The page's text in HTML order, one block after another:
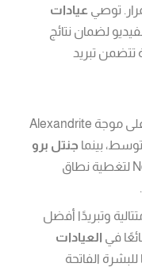
توصيعيادات
للفيديو لضمان نتائج
تتضمن تبريد
بأنه نموذج سابق يركز على موجة Alexandrite
جنتل برو
يجمع الموجتين Alexandrite وNd:YAG لتغطية نطاق
وتبريدًا أفضل
في العيادات
الفاتحة